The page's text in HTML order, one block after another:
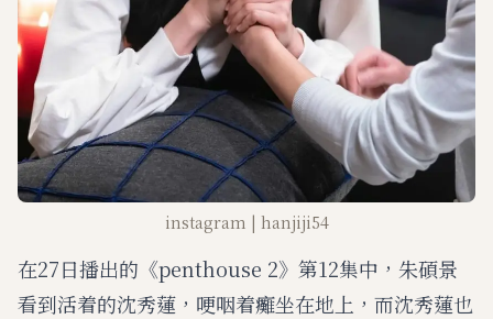
instagram | hanjiji54
在27日播出的《penthouse 2》第12集中，朱碩景
看到活着的沈秀蓮，哽咽着癱坐在地上，而沈秀蓮也